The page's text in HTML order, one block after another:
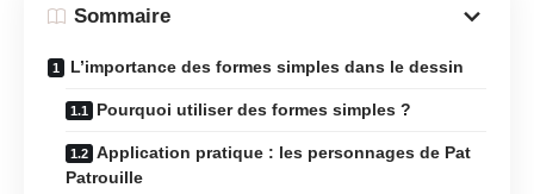
Sommaire
L’importance des formes simples dans le dessin
Pourquoi utiliser des formes simples ?
Application pratique : les personnages de Pat
Patrouille